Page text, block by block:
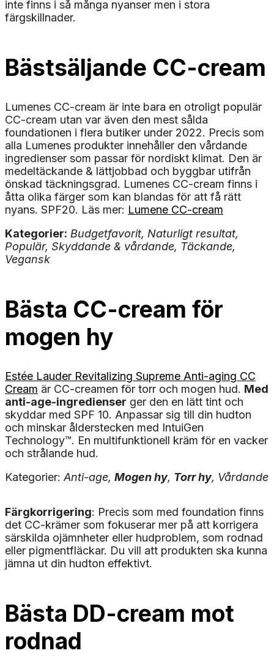
inte finns i så många nyanser men i stora
färgskillnader.
Bästsäljande CC-cream
Lumenes CC-cream är inte bara en otroligt populär
CC-cream utan var även den mest sålda
foundationen i flera butiker under 2022. Precis som
alla Lumenes produkter innehåller den vårdande
ingredienser som passar för nordiskt klimat. Den är
medeltäckande & lättjobbad och byggbar utifrån
önskad täckningsgrad. Lumenes CC-cream finns i
åtta olika färger som kan blandas för att få rätt
nyans. SPF20. Läs mer: Lumene CC-cream
Kategorier: Budgetfavorit, Naturligt resultat,
Populär, Skyddande & vårdande, Täckande,
Vegansk
Bästa CC-cream för
mogen hy
Estée Lauder Revitalizing Supreme Anti-aging CC
Cream är CC-creamen för torr och mogen hud. Med
anti-age-ingredienser ger den en lätt tint och
skyddar med SPF 10. Anpassar sig till din hudton
och minskar ålderstecken med IntuiGen
Technology™. En multifunktionell kräm för en vacker
och strålande hud.
Kategorier: Anti-age, Mogen hy, Torr hy, Vårdande
Färgkorrigering: Precis som med foundation finns
det CC-krämer som fokuserar mer på att korrigera
särskilda ojämnheter eller hudproblem, som rodnad
eller pigmentfläckar. Du vill att produkten ska kunna
jämna ut din hudton effektivt.
Bästa DD-cream mot
rodnad